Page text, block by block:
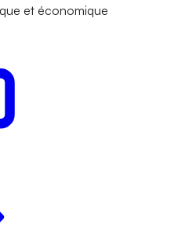
et économique